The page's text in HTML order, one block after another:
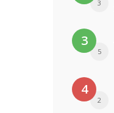
3
3
5
4
2